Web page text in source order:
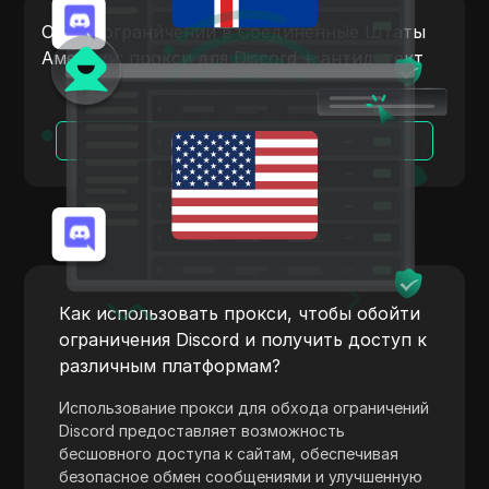
Payoneer
PayPal
Pinterest
PropellerAds
Quora
Rakuten
Reddit
Shopee
Shopify
Обход ограничений в Соединенные Штаты
Америки: прокси для Discord + антидетект
Читать далее
Как использовать прокси, чтобы обойти
ограничения Discord и получить доступ к
различным платформам?
Использование прокси для обхода ограничений
Discord предоставляет возможность
бесшовного доступа к сайтам, обеспечивая
безопасное обмен сообщениями и улучшенную